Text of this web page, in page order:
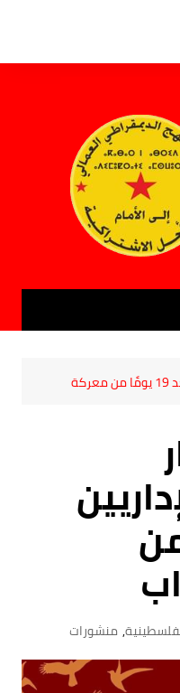
تفاصيل انتصار المعتقلين الإداريين بعد 19 يومًا من معركة
من
,منشورات